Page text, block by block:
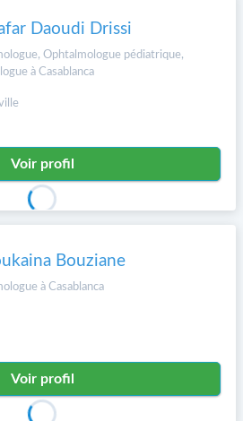
Daoudi Drissi
Ophtalmologue pédiatrique,
à Casablanca
Voir profil
Bouziane
à Casablanca
Voir profil